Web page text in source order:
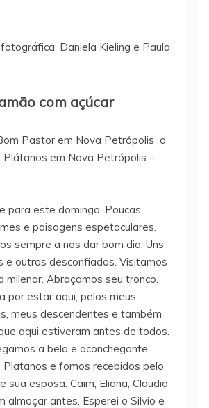
Daniela Kieling e Paula
com açúcar
Pastor em Nova Petrópolis a
Plátanos em Nova Petrópolis –
para este domingo. Poucas
e paisagens espetaculares.
sempre a nos dar bom dia. Uns
e outros desconfiados. Visitamos
milenar. Abraçamos seu tronco.
por estar aqui, pelos meus
meus descendentes e também
aqui estiveram antes de todos.
a bela e aconchegante
Platanos e fomos recebidos pelo
sua esposa. Caim, Eliana, Claudio
almoçar antes. Esperei o Silvio e